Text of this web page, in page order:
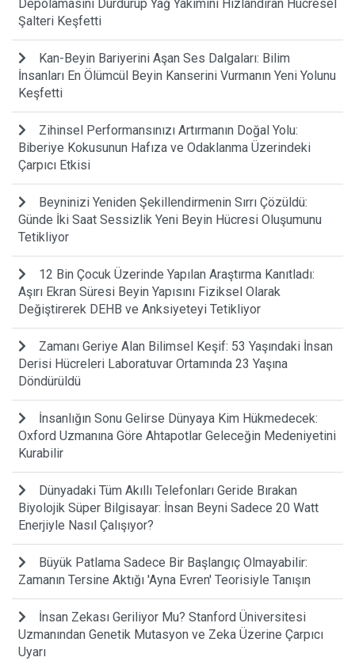
Depolamasını Durdurup Yağ Yakımını Hızlandıran Hücresel
Şalteri Keşfetti
Kan-Beyin Bariyerini Aşan Ses Dalgaları: Bilim
İnsanları En Ölümcül Beyin Kanserini Vurmanın Yeni Yolunu
Keşfetti
Zihinsel Performansınızı Artırmanın Doğal Yolu:
Biberiye Kokusunun Hafıza ve Odaklanma Üzerindeki
Çarpıcı Etkisi
Beyninizi Yeniden Şekillendirmenin Sırrı Çözüldü:
Günde İki Saat Sessizlik Yeni Beyin Hücresi Oluşumunu
Tetikliyor
12 Bin Çocuk Üzerinde Yapılan Araştırma Kanıtladı:
Aşırı Ekran Süresi Beyin Yapısını Fiziksel Olarak
Değiştirerek DEHB ve Anksiyeteyi Tetikliyor
Zamanı Geriye Alan Bilimsel Keşif: 53 Yaşındaki İnsan
Derisi Hücreleri Laboratuvar Ortamında 23 Yaşına
Döndürüldü
İnsanlığın Sonu Gelirse Dünyaya Kim Hükmedecek:
Oxford Uzmanına Göre Ahtapotlar Geleceğin Medeniyetini
Kurabilir
Dünyadaki Tüm Akıllı Telefonları Geride Bırakan
Biyolojik Süper Bilgisayar: İnsan Beyni Sadece 20 Watt
Enerjiyle Nasıl Çalışıyor?
Büyük Patlama Sadece Bir Başlangıç Olmayabilir:
Zamanın Tersine Aktığı 'Ayna Evren' Teorisiyle Tanışın
İnsan Zekası Geriliyor Mu? Stanford Üniversitesi
Uzmanından Genetik Mutasyon ve Zeka Üzerine Çarpıcı
Uyarı